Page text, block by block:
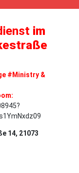
im
#Ministry &
14, 21073